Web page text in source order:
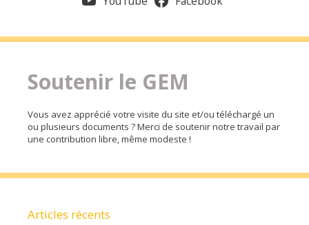
Soutenir le GEM
Vous avez apprécié votre visite du site et/ou téléchargé un
ou plusieurs documents ? Merci de soutenir notre travail par
une contribution libre, même modeste !
Articles récents